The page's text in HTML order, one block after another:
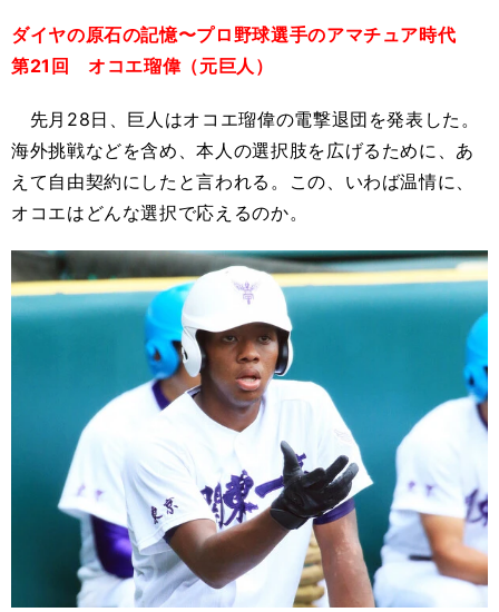
ダイヤの原石の記憶〜プロ野球選手のアマチュア時代
第21回 オコエ瑠偉（元巨人）
先月28日、巨人はオコエ瑠偉の電撃退団を発表した。
海外挑戦などを含め、本人の選択肢を広げるために、あ
えて自由契約にしたと言われる。この、いわば温情に、
オコエはどんな選択で応えるのか。